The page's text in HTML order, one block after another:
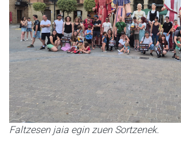
Faltzesen jaia egin zuen Sortzenek.